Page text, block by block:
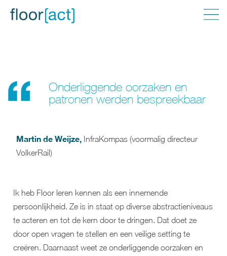
Onderliggende oorzaken en
patronen werden bespreekbaar
Martin de Weijze, InfraKompas (voormalig directeur
VolkerRail)
Ik heb Floor leren kennen als een innemende
persoonlijkheid. Ze is in staat op diverse abstractieniveaus
te acteren en tot de kern door te dringen. Dat doet ze
door open vragen te stellen en een veilige setting te
creëren. Daarnaast weet ze onderliggende oorzaken en